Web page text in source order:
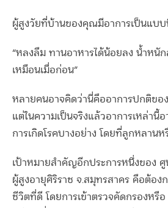
ผู้สูงวัยที่บ้านของคุณมีอาการเป็นแบบ
“หลงลืม ทานอาหารได้น้อยลง น้ำหนัก
เหมือนเมื่อก่อน”
หลายคนอาจคิดว่านี่คืออาการปกติของ
แต่ในความเป็นจริงแล้วอาการเหล่า
การเกิดโรคบางอย่าง โดยที่ลูกหลาน
เป้าหมายสำคัญอีกประการหนึ่งของ ศู
ผู้สูงอายุศิริราช จ.สมุทรสาคร คือต้อ
ชีวิตที่ดี โดยการเข้าตรวจคัดกรองหรื